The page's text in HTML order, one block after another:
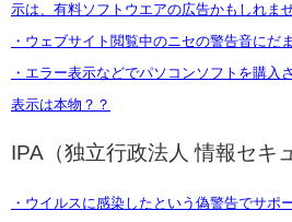
示は、有料ソフトウエアの広告かもしれま
・ウェブサイト閲覧中のニセの警告音にだ
・エラー表示などでパソコンソフトを購入
表示は本物？？
IPA（独立行政法人 情報セキ
・ウイルスに感染したという偽警告でサポ